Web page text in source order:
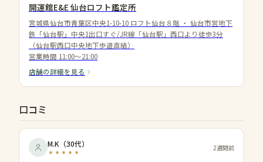
開運館E&E 仙台ロフト鑑定所
宮城県仙台市青葉区中央1-10-10 ロフト仙台８階 ・ 仙台市営地下
鉄「仙台駅」中央1出口すぐ/JR線「仙台駅」西口より徒歩3分
（仙台駅西口中央地下歩道直結）
営業時間 11:00～21:00
店舗の詳細を見る
口コミ
M.K （30代） 2週間前